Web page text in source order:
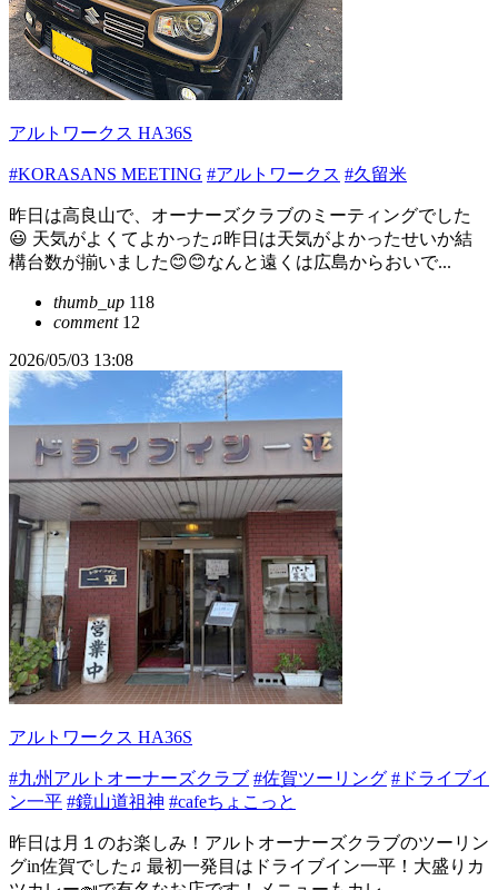
アルトワークス HA36S
#KORASANS MEETING #アルトワークス #久留米
昨日は高良山で、オーナーズクラブのミーティングでした
😃 天気がよくてよかった♫昨日は天気がよかったせいか結
構台数が揃いました😊😊なんと遠くは広島からおいで...
thumb_up 118
comment12
2026/05/03 13:08
アルトワークス HA36S
#九州アルトオーナーズクラブ #佐賀ツーリング #ドライブイ
ン一平 #鏡山道祖神 #cafeちょこっと
昨日は月１のお楽しみ！アルトオーナーズクラブのツーリン
グin佐賀でした♫ 最初一発目はドライブイン一平！大盛りカ